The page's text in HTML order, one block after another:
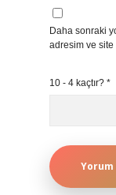
Daha sonraki
adresim ve site
10 - 4 kaçtır? *